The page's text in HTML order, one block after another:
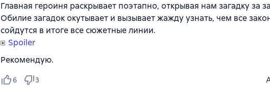
Главная героиня раскрывает поэтапно, открывая нам загадку за
Обилие загадок окутывает и вызывает жажду узнать, чем все
сойдутся в итоге все сюжетные линии.
Spoiler
Рекомендую.
6 3